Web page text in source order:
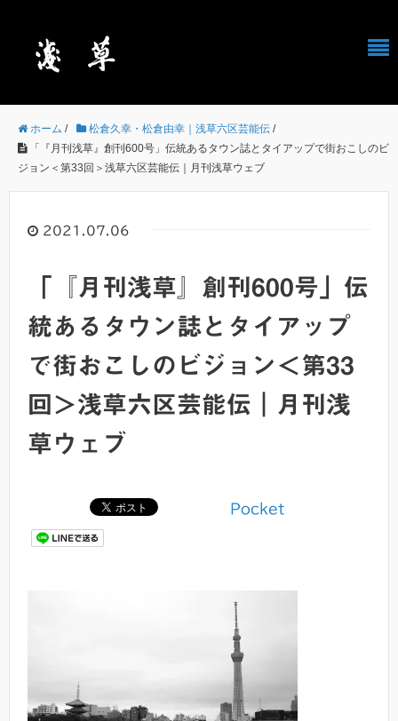
ホーム / 松倉久幸・松倉由幸｜浅草六区芸能伝 /
「『月刊浅草』創刊600号」伝統あるタウン誌とタイアップで街おこしのビ
ジョン＜第33回＞浅草六区芸能伝｜月刊浅草ウェブ
2021.07.06
「『月刊浅草』創刊600号」伝
統あるタウン誌とタイアップ
で街おこしのビジョン＜第33
回＞浅草六区芸能伝｜月刊浅
草ウェブ
Pocket